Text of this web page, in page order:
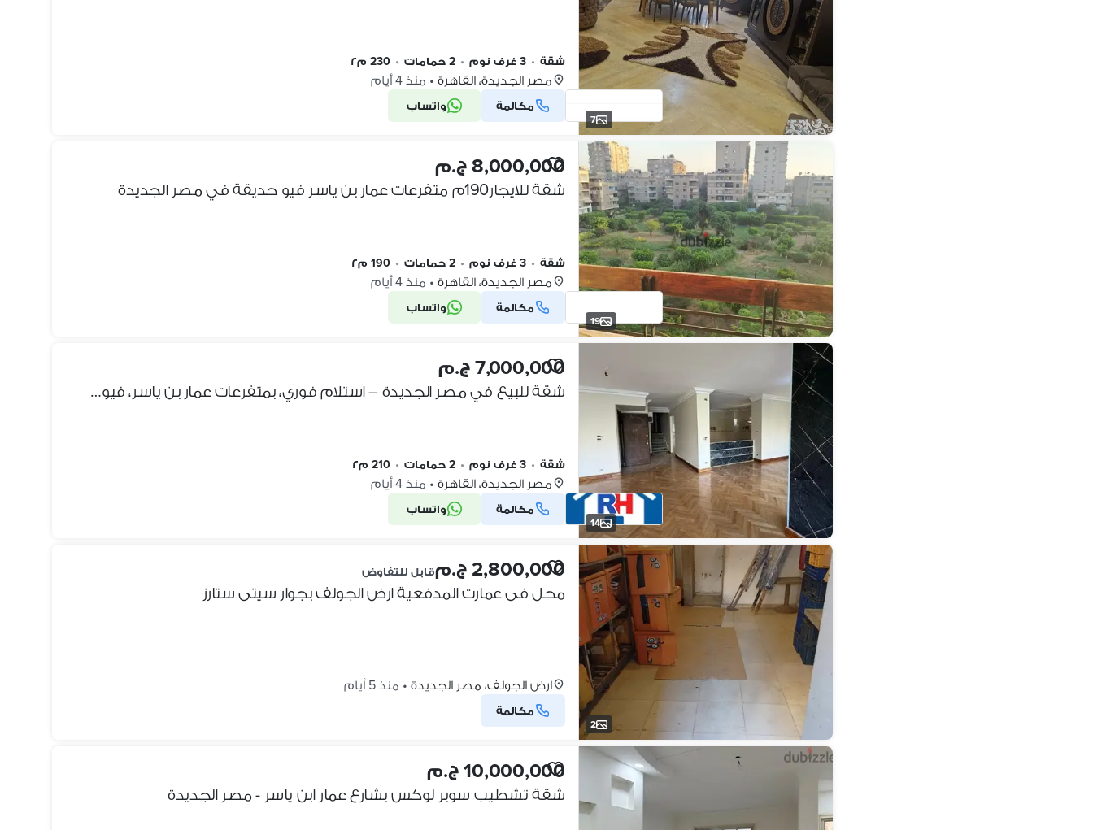
7
شقة • 3 غرف نوم • 2 حمامات • 230 م٢
مصر الجديدة، القاهرة • منذ 4 أيام
مكالمة واتساب
19
8,000,000 ج.م
شقة للايجار190م متفرعات عمار بن ياسر فيو حديقة في مصر الجديدة
شقة • 3 غرف نوم • 2 حمامات • 190 م٢
مصر الجديدة، القاهرة • منذ 4 أيام
مكالمة واتساب
14
7,000,000 ج.م
شقة للبيع في مصر الجديدة – استلام فوري، بمتفرعات عمار بن ياسر، فيو حديقة، تشطيب سوبر لوكس، موقع هادئ ومميز قريب من جميع الخدمات ارقى مناطق مصر الجديده
شقة • 3 غرف نوم • 2 حمامات • 210 م٢
مصر الجديدة، القاهرة • منذ 4 أيام
مكالمة واتساب
2
2,800,000 ج.م قابل للتفاوض
محل فى عمارت المدفعية ارض الجولف بجوار سيتى ستارز
ارض الجولف، مصر الجديدة • منذ 5 أيام
مكالمة
10,000,000 ج.م
شقة تشطيب سوبر لوكس بشارع عمار ابن ياسر - مصر الجديدة